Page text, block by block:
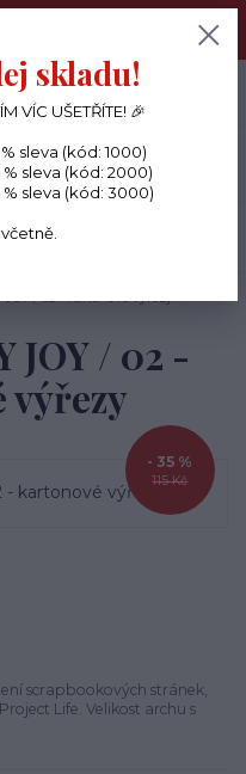
každý den, KREATIVNÍ
Menu
JOY / 02 -
výřezy
115 Kč
- 35 %
scrapbookových stránek,
Life. Velikost archu s
skladu!
VÍC UŠETŘÍTE! 🎉
sleva (kód: 1000)
sleva (kód: 2000)
sleva (kód: 3000)
včetně.